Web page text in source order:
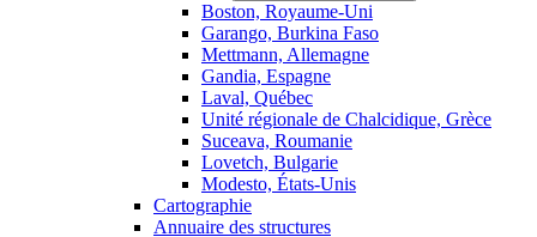
Boston, Royaume-Uni
Garango, Burkina Faso
Mettmann, Allemagne
Gandia, Espagne
Laval, Québec
Unité régionale de Chalcidique, Grèce
Suceava, Roumanie
Lovetch, Bulgarie
Modesto, États-Unis
Cartographie
Annuaire des structures